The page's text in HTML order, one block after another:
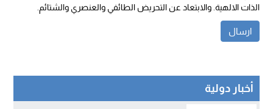
الذات الالهية. والابتعاد عن التحريض الطائفي والعنصري والشتائم.
أخبار دولية